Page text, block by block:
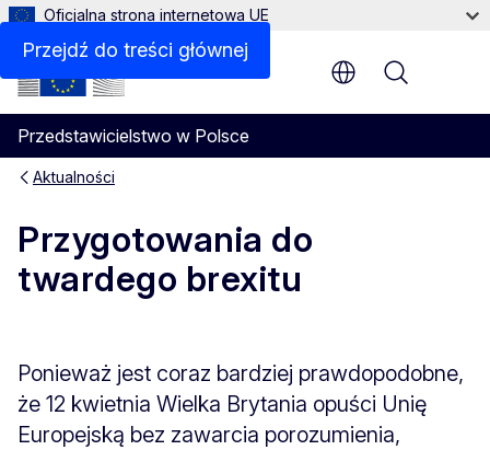
Przejdź do treści głównej
Oficjalna strona internetowa UE
Przedstawicielstwo w Polsce
Menu
Aktualności
Przygotowania do
twardego brexitu
Ponieważ jest coraz bardziej prawdopodobne,
że 12 kwietnia Wielka Brytania opuści Unię
Europejską bez zawarcia porozumienia,